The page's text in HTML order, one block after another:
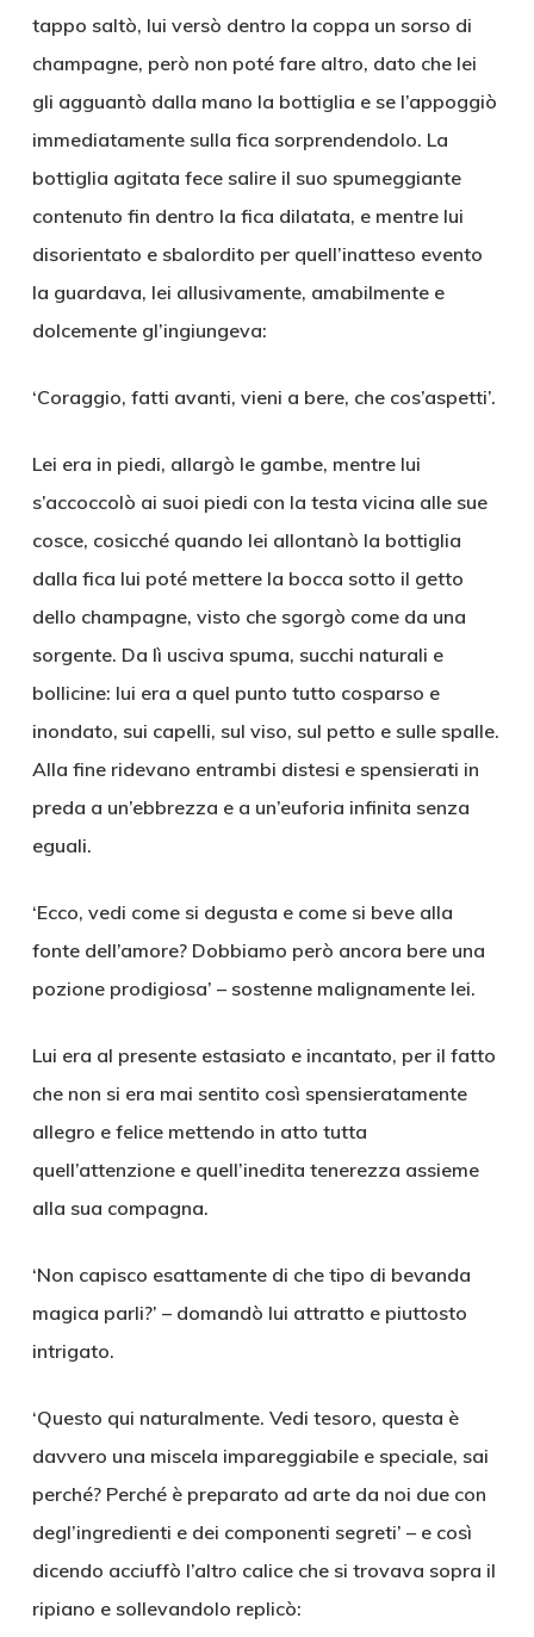
tappo saltò, lui versò dentro la coppa un sorso di
champagne, però non poté fare altro, dato che lei
gli agguantò dalla mano la bottiglia e se l’appoggiò
immediatamente sulla fica sorprendendolo. La
bottiglia agitata fece salire il suo spumeggiante
contenuto fin dentro la fica dilatata, e mentre lui
disorientato e sbalordito per quell’inatteso evento
la guardava, lei allusivamente, amabilmente e
dolcemente gl’ingiungeva:
‘Coraggio, fatti avanti, vieni a bere, che cos’aspetti’.
Lei era in piedi, allargò le gambe, mentre lui
s’accoccolò ai suoi piedi con la testa vicina alle sue
cosce, cosicché quando lei allontanò la bottiglia
dalla fica lui poté mettere la bocca sotto il getto
dello champagne, visto che sgorgò come da una
sorgente. Da lì usciva spuma, succhi naturali e
bollicine: lui era a quel punto tutto cosparso e
inondato, sui capelli, sul viso, sul petto e sulle spalle.
Alla fine ridevano entrambi distesi e spensierati in
preda a un’ebbrezza e a un’euforia infinita senza
eguali.
‘Ecco, vedi come si degusta e come si beve alla
fonte dell’amore? Dobbiamo però ancora bere una
pozione prodigiosa’ – sostenne malignamente lei.
Lui era al presente estasiato e incantato, per il fatto
che non si era mai sentito così spensieratamente
allegro e felice mettendo in atto tutta
quell’attenzione e quell’inedita tenerezza assieme
alla sua compagna.
‘Non capisco esattamente di che tipo di bevanda
magica parli?’ – domandò lui attratto e piuttosto
intrigato.
‘Questo qui naturalmente. Vedi tesoro, questa è
davvero una miscela impareggiabile e speciale, sai
perché? Perché è preparato ad arte da noi due con
degl’ingredienti e dei componenti segreti’ – e così
dicendo acciuffò l’altro calice che si trovava sopra il
ripiano e sollevandolo replicò: